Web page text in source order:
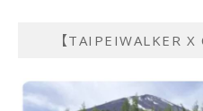
【TAIPEIWALKER X